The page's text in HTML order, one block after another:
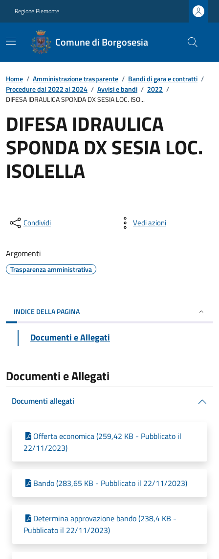
Regione Piemonte
Comune di Borgosesia
Home / Amministrazione trasparente / Bandi di gara e contratti /
Procedure dal 2022 al 2024 / Avvisi e bandi / 2022 /
DIFESA IDRAULICA SPONDA DX SESIA LOC. ISO...
DIFESA IDRAULICA
SPONDA DX SESIA LOC.
ISOLELLA
Condividi Vedi azioni
Argomenti
Trasparenza amministrativa
INDICE DELLA PAGINA
Documenti e Allegati
Documenti e Allegati
Documenti allegati
Offerta economica (259,42 KB - Pubblicato il
22/11/2023)
Bando (283,65 KB - Pubblicato il 22/11/2023)
Determina approvazione bando (238,4 KB -
Pubblicato il 22/11/2023)